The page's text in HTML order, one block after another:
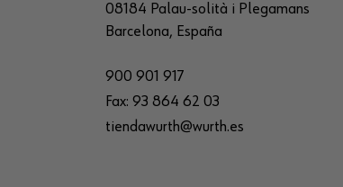
08184 Palau-solità i Plegamans
Barcelona, España
900 901 917
Fax: 93 864 62 03
tiendawurth@wurth.es